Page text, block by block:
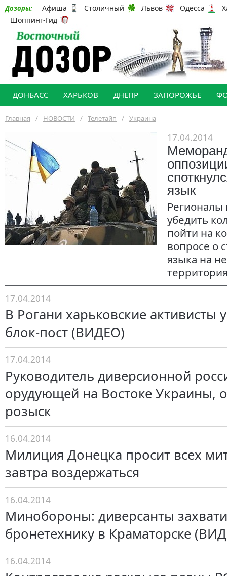
Дозоры: Афиша Столичный Львов Одесса
Шоппинг-Гид
ДОНБАСС ХАРЬКОВ ДНЕПР ЗАПОРОЖЬЕ
Главная / НОВОСТИ / Телетайп / Украина
17.04.2014
язык
Регионалы
убедить
пойти на
вопросе о
языка на
17.04.2014
В Рогани харьковские активисты
блок-пост (ВИДЕО)
17.04.2014
Руководитель диверсионной
орудующей на Востоке Украины,
розыск
16.04.2014
Милиция Донецка просит всех
завтра воздержаться
16.04.2014
Минобороны: диверсанты
бронетехнику в Краматорске
16.04.2014